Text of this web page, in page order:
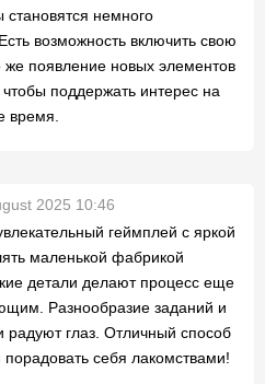
становятся немного
возможность включить свою
появление новых элементов
поддержать интерес на
время.
2025 10:46
геймплей с яркой
маленькой фабрикой
детали делают процесс еще
Разнообразие заданий и
глаз. Отличный способ
себя лакомствами!